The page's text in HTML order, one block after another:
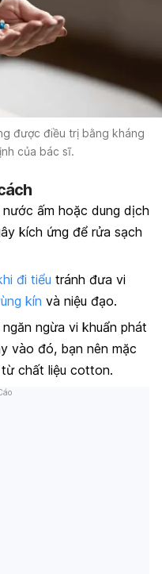
được điều trị bằng kháng
của bác sĩ.
ấm hoặc dung dịch
kích ứng để rửa sạch
đi tiểu tránh đưa vi
kín và niệu đạo.
ngừa vi khuẩn phát
vào đó, bạn nên mặc
chất liệu cotton.